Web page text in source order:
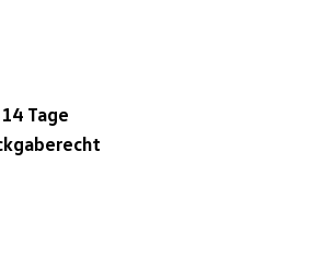
14 Tage